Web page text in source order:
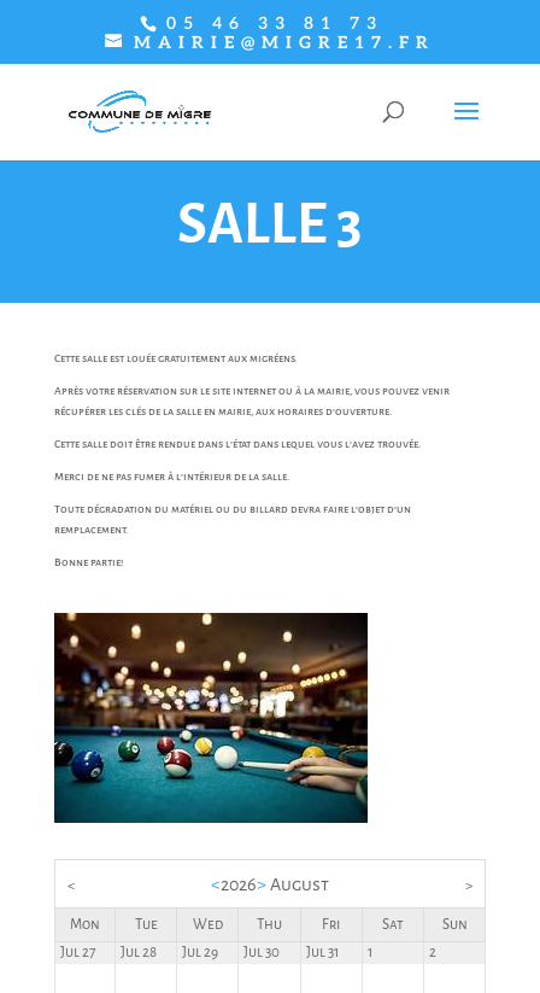
05 46 33 81 73
MAIRIE@MIGRE17.FR
SALLE 3
Cette salle est louée gratuitement aux migréens.
Après votre réservation sur le site internet ou à la mairie, vous pouvez venir
récupérer les clés de la salle en mairie, aux horaires d’ouverture.
Cette salle doit être rendue dans l’état dans lequel vous l’avez trouvée.
Merci de ne pas fumer à l’intérieur de la salle.
Toute dégradation du matériel ou du billard devra faire l’objet d’un
remplacement.
Bonne partie!
< <2026> August >
Mon Tue Wed Thu Fri Sat
Sun
Jul 27
Jul 28 Jul 29 Jul 30 Jul 31 1 2